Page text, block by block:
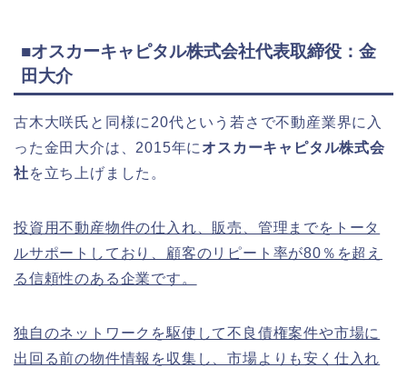
■オスカーキャピタル株式会社代表取締役：金
田大介
古木大咲氏と同様に20代という若さで不動産業界に入
った金田大介は、2015年に オスカーキャピタル株式会
社を立ち上げました。
投資用不動産物件の仕入れ、販売、管理までをトータ
ルサポートしており、顧客のリピート率が80％を超え
る信頼性のある企業です。
独自のネットワークを駆使して不良債権案件や市場に
出回る前の物件情報を収集し、市場よりも安く仕入れ